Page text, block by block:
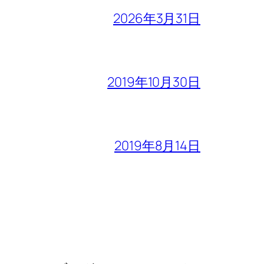
2026年3月31日
2019年10月30日
2019年8月14日